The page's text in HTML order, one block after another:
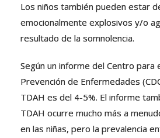
Los niños también pueden estar
emocionalmente explosivos y/o
resultado de la somnolencia.
Según un informe del Centro para
Prevención de Enfermedades
TDAH es del 4-5%. El informe
TDAH ocurre mucho más a
en las niñas, pero la prevalencia